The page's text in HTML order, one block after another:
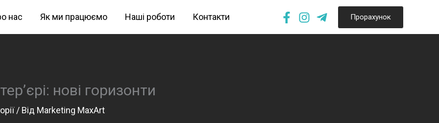
нас Як ми працюємо Наші роботи Контакти Прорахунок
нові горизонти
/ Від Marketing MaxArt